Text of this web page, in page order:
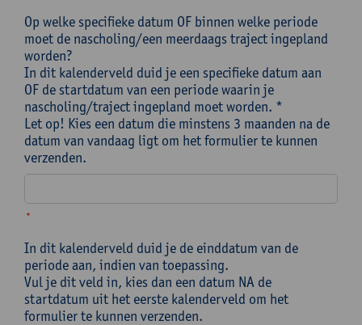
Op welke specifieke datum OF binnen welke periode
moet de nascholing/een meerdaags traject ingepland
worden?
In dit kalenderveld duid je een specifieke datum aan
OF de startdatum van een periode waarin je
nascholing/traject ingepland moet worden. *
Let op! Kies een datum die minstens 3 maanden na de
datum van vandaag ligt om het formulier te kunnen
verzenden.
*
In dit kalenderveld duid je de einddatum van de
periode aan, indien van toepassing.
Vul je dit veld in, kies dan een datum NA de
startdatum uit het eerste kalenderveld om het
formulier te kunnen verzenden.